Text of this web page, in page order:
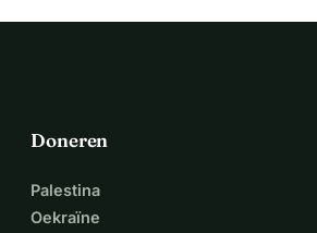
zorg in Brufut.
Doneren
Palestina
Oekraïne